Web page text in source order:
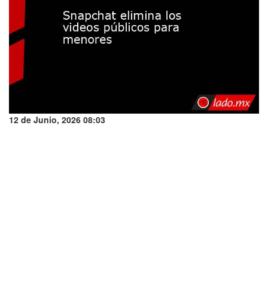
12 de Junio, 2026 08:03